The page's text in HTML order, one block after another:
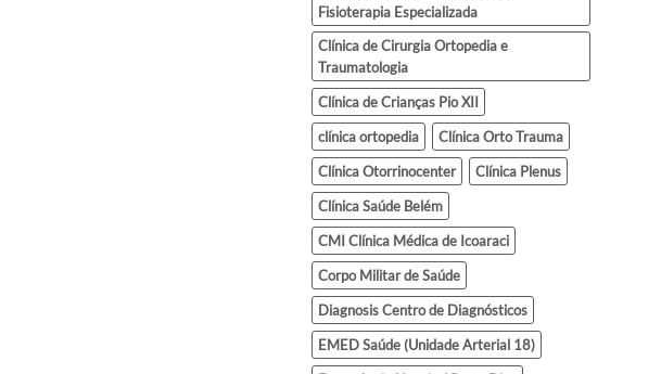
Fisioterapia Especializada
Clínica de Cirurgia Ortopedia e
Traumatologia
Clínica de Crianças Pio XII
clínica ortopedia
Clínica Orto Trauma
Clínica Otorrinocenter
Clínica Plenus
Clínica Saúde Belém
CMI Clínica Médica de Icoaraci
Corpo Militar de Saúde
Diagnosis Centro de Diagnósticos
EMED Saúde (Unidade Arterial 18)